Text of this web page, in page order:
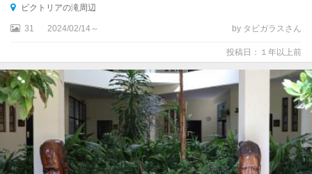
ビクトリアの滝周辺
31 2024/02/14～ by タビガラスさん
投稿日：１年以上前